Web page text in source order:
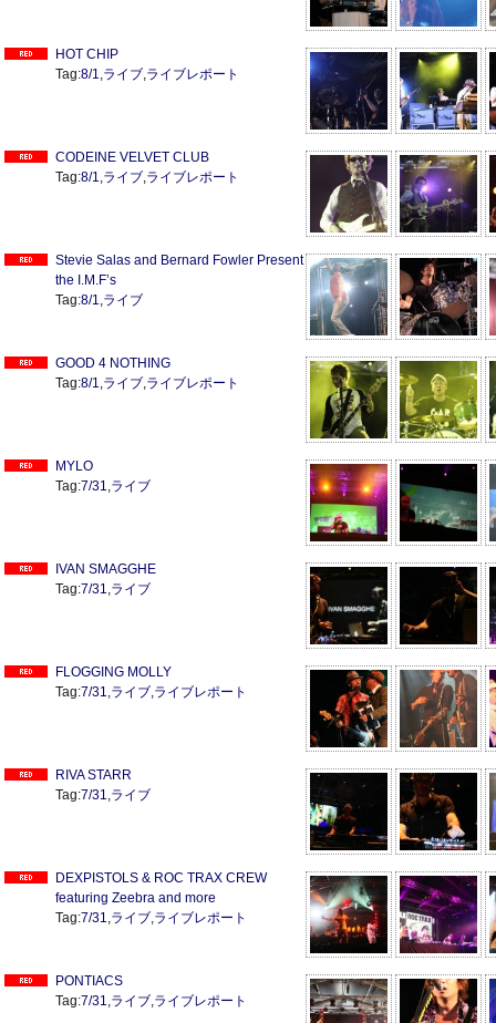
HOT CHIP
Tag:8/1,ライブ,ライブレポート
CODEINE VELVET CLUB
Tag:8/1,ライブ,ライブレポート
Stevie Salas and Bernard Fowler Present
the I.M.F’s
Tag:8/1,ライブ
GOOD 4 NOTHING
Tag:8/1,ライブ,ライブレポート
MYLO
Tag:7/31,ライブ
IVAN SMAGGHE
Tag:7/31,ライブ
FLOGGING MOLLY
Tag:7/31,ライブ,ライブレポート
RIVA STARR
Tag:7/31,ライブ
DEXPISTOLS & ROC TRAX CREW
featuring Zeebra and more
Tag:7/31,ライブ,ライブレポート
PONTIACS
Tag:7/31,ライブ,ライブレポート